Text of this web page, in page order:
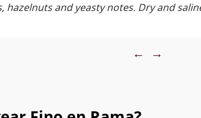
and yeasty notes. Dry and
← →